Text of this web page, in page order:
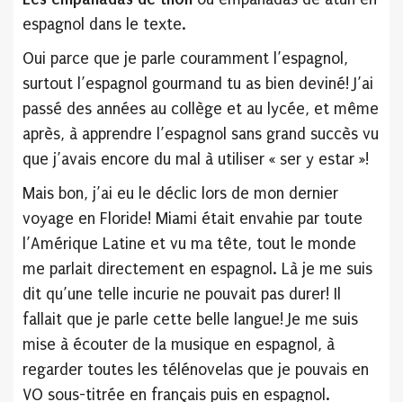
espagnol dans le texte.
Oui parce que je parle couramment l’espagnol,
surtout l’espagnol gourmand tu as bien deviné! J’ai
passé des années au collège et au lycée, et même
après, à apprendre l’espagnol sans grand succès vu
que j’avais encore du mal à utiliser « ser y estar »!
Mais bon, j’ai eu le déclic lors de mon dernier
voyage en Floride! Miami était envahie par toute
l’Amérique Latine et vu ma tête, tout le monde
me parlait directement en espagnol. Là je me suis
dit qu’une telle incurie ne pouvait pas durer! Il
fallait que je parle cette belle langue! Je me suis
mise à écouter de la musique en espagnol, à
regarder toutes les télénovelas que je pouvais en
VO sous-titrée en français puis en espagnol.